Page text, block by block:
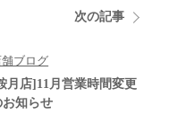
次の記事
舗ブログ
月店]11月営業時間変更
お知らせ